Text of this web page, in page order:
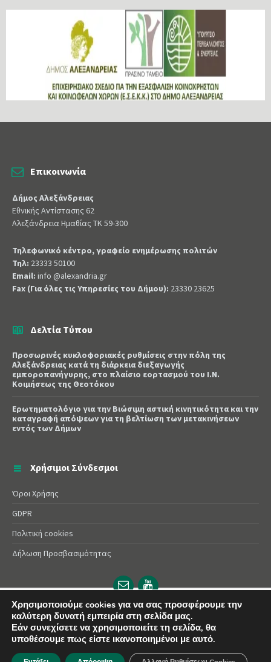
Επικοινωνία
Δήμος Αλεξάνδρειας
Εθνικής Αντίστασης 62
Αλεξάνδρεια Ημαθίας ΤΚ 59-300
Τηλεφωνικό κέντρο, γραφείο ενημέρωσης πολιτών
Τηλ: 23333 50100
Email: info @alexandria.gr
Fax (Για όλες τις Υπηρεσίες του Δήμου): 23330 23625
Δελτία Τύπου
Προσωρινές κυκλοφοριακές ρυθμίσεις στην πόλη της
Αλεξάνδρειας κατά τη διάρκεια διεξαγωγής
εμποροπανήγυρης, στο πλαίσιο εορτασμού του Ι.Ν.
Κοιμήσεως της Θεοτόκου
Ερωτηματολόγιο για την Βιώσιμη αστική κινητικότητα και την
καταγραφή απόψεων για τη βελτίωση των μετακινήσεων
εντός των Δήμων
Χρήσιμοι Σύνδεσμοι
Όροι Χρήσης
GDPR
Πολιτική cookies
Δήλωση Προσβασιμότητας
Email
url
YouTube
url
© 2025 Δήμος Αλεξάνδρειας | Powered byApogee
Χρησιμοποιούμε cookies για να σας προσφέρουμε την
καλύτερη δυνατή εμπειρία στη σελίδα μας.
Εάν συνεχίσετε να χρησιμοποιείτε τη σελίδα, θα
υποθέσουμε πως είστε ικανοποιημένοι με αυτό.